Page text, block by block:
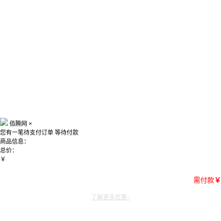
佰腾网 ×
您有一笔待支付订单 等待付款
商品信息：
总价：
￥
需付款￥
了解更多优惠~